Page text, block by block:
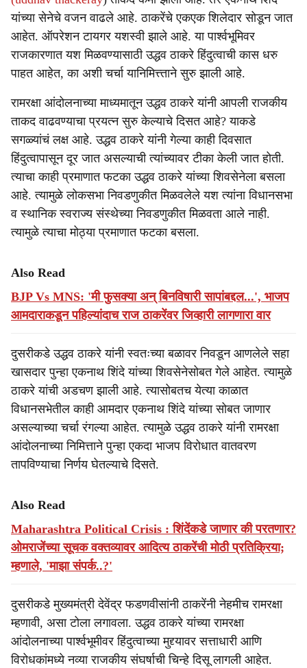
यांच्या सेनेचे वजन वाढले आहे. ठाकरेंचे एकएक शिलेदार सोडून जात
आहेत. ऑपरेशन टायगर यशस्वी झाले आहे. या पार्श्वभूमिवर
राजकारणात यश मिळवण्यासाठी उद्धव ठाकरे हिंदुत्वाची कास धरु
पाहत आहेत, का अशी चर्चा यानिमित्त्ताने सुरु झाली आहे.
रामरक्षा आंदोलनाच्या माध्यमातून उद्धव ठाकरे यांनी आपली राजकीय
ताकद वाढवण्याचा प्रयत्न सुरु केल्याचे दिसत आहे? याकडे
सगळ्यांचं लक्ष आहे. उद्धव ठाकरे यांनी गेल्या काही दिवसात
हिंदुत्वापासून दूर जात असल्याची त्यांच्यावर टीका केली जात होती.
त्याचा काही प्रमाणात फटका उद्धव ठाकरे यांच्या शिवसेनेला बसला
आहे. त्यामुळे लोकसभा निवडणुकीत मिळवलेले यश त्यांना विधानसभा
व स्थानिक स्वराज्य संस्थेच्या निवडणुकीत मिळवता आले नाही.
त्यामुळे त्याचा मोठ्या प्रमाणात फटका बसला.
Also Read
BJP Vs MNS: 'मी फुसक्या अन् बिनविषारी सापांबद्दल...', भाजप
आमदाराकडून पहिल्यांदाच राज ठाकरेंवर जिव्हारी लागणारा वार
दुसरीकडे उद्धव ठाकरे यांनी स्वतःच्या बळावर निवडून आणलेले सहा
खासदार पुन्हा एकनाथ शिंदे यांच्या शिवसेनेसोबत गेले आहेत. त्यामुळे
ठाकरे यांची अडचण झाली आहे. त्यासोबतच येत्या काळात
विधानसभेतील काही आमदार एकनाथ शिंदे यांच्या सोबत जाणार
असल्याच्या चर्चा रंगल्या आहेत. त्यामुळे उद्धव ठाकरे यांनी रामरक्षा
आंदोलनाच्या निमित्ताने पुन्हा एकदा भाजप विरोधात वातवरण
तापविण्याचा निर्णय घेतल्याचे दिसते.
Also Read
Maharashtra Political Crisis : शिंदेंकडे जाणार की परतणार?
ओमराजेंच्या सूचक वक्तव्यावर आदित्य ठाकरेंची मोठी प्रतिक्रिया;
म्हणाले, 'माझा संपर्क..?'
दुसरीकडे मुख्यमंत्री देवेंद्र फडणवीसांनी ठाकरेंनी नेहमीच रामरक्षा
म्हणावी, असा टोला लगावला. उद्धव ठाकरे यांच्या रामरक्षा
आंदोलनाच्या पार्श्वभूमीवर हिंदुत्वाच्या मुद्द्यावर सत्ताधारी आणि
विरोधकांमध्ये नव्या राजकीय संघर्षाची चिन्हे दिसू लागली आहेत.